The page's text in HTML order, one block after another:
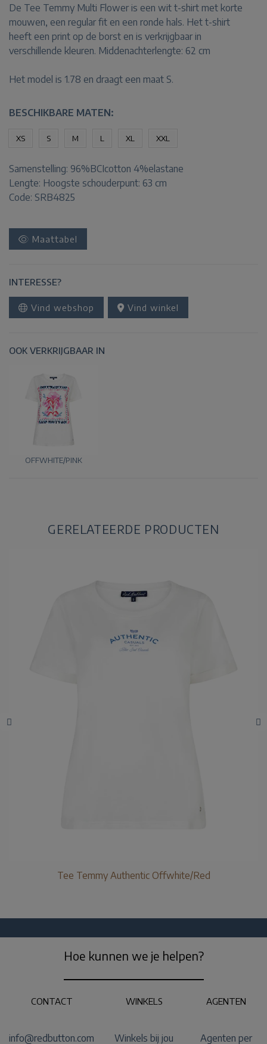
De Tee Temmy Multi Flower is een wit t-shirt met korte
mouwen, een regular fit en een ronde hals. Het t-shirt
heeft een print op de borst en is verkrijgbaar in
verschillende kleuren. Middenachterlengte: 62 cm
Het model is 1.78 en draagt een maat S.
BESCHIKBARE MATEN:
XS S M L XL XXL
Samenstelling: 96%BCIcotton 4%elastane
Lengte: Hoogste schouderpunt: 63 cm
Code: SRB4825
Maattabel
INTERESSE?
Vind webshop Vind winkel
OOK VERKRIJGBAAR IN
OFFWHITE/PINK
GERELATEERDE PRODUCTEN
Tee Temmy Authentic Offwhite/Red
Hoe kunnen we je helpen?
CONTACT
info@redbutton.com
WINKELS
Winkels bij jou
AGENTEN
Agenten per